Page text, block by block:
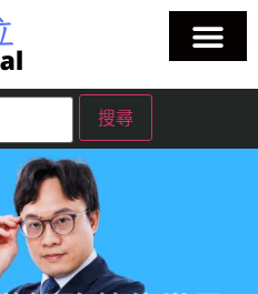
網路數位世界
學習好用的科技工具、漫遊在這個